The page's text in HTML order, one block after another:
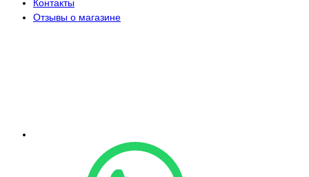
Контакты
Отзывы о магазине